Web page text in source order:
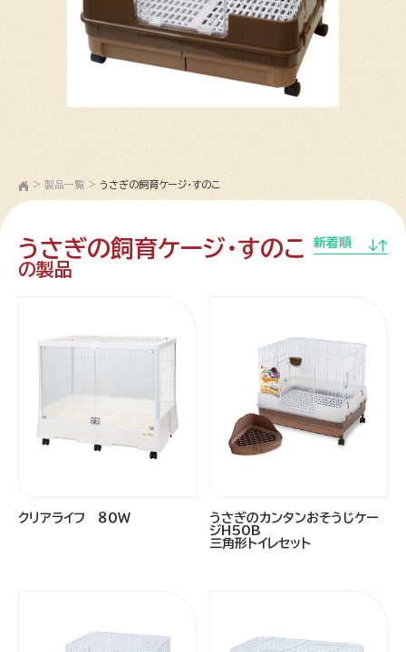
> 製品一覧 > うさぎの飼育ケージ・すのこ
うさぎの飼育ケージ・すのこ
の製品
新着順
クリアライフ ８０Ｗ
うさぎのカンタンおそうじケー
ジH50B
三角形トイレセット